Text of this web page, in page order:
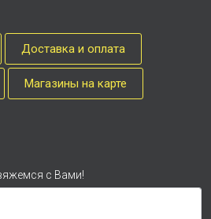
Доставка и оплата
Магазины на карте
с Вами!